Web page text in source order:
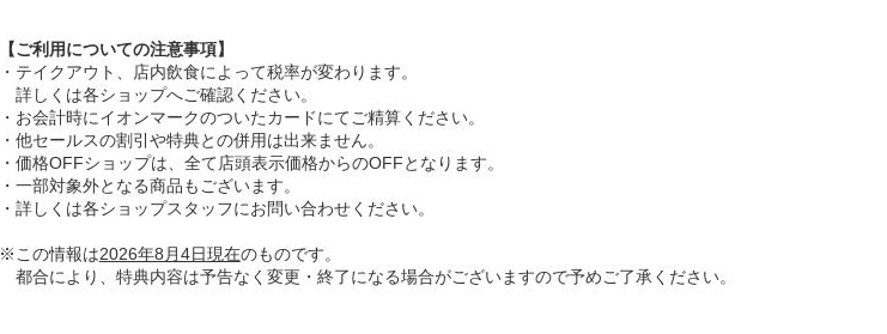
【ご利用についての注意事項】
・テイクアウト、店内飲食によって税率が変わります。
詳しくは各ショップへご確認ください。
・お会計時にイオンマークのついたカードにてご精算ください。
・他セールスの割引や特典との併用は出来ません。
・価格OFFショップは、全て店頭表示価格からのOFFとなります。
・一部対象外となる商品もございます。
・詳しくは各ショップスタッフにお問い合わせください。
※この情報は2026年8月4日現在のものです。
都合により、特典内容は予告なく変更・終了になる場合がございますので予めご了承ください。